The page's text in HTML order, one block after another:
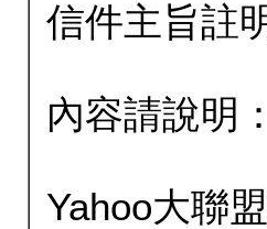
信件主旨註
內容請說明：
Yahoo大聯